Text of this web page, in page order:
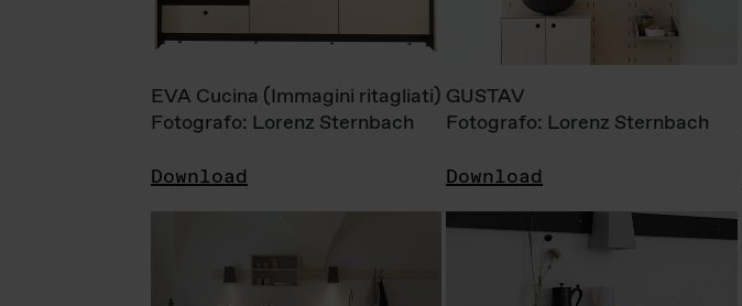
EVA Cucina (Immagini ritagliati)
Fotografo: Lorenz Sternbach
Download
GUSTAV
Fotografo: Lorenz Sternbach
Download